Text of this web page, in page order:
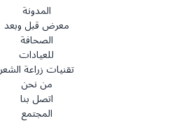
المدونة
معرض قبل وبعد
الصحافة
للعيادات
تقنيات زراعة الشعر
من نحن
اتصل بنا
المجتمع